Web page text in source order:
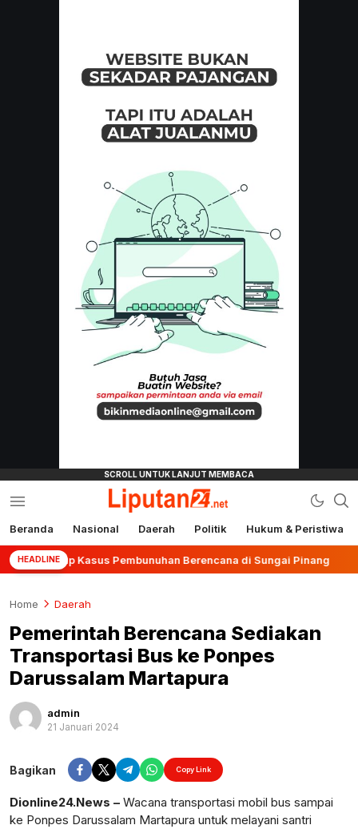
liputan24.net
Beranda Nasional Daerah Politik Hukum & Peristiwa
HEADLINE
Kasus Pembunuhan Berencana di Sungai Pinang
Home Daerah
Pemerintah Berencana Sediakan
Transportasi Bus ke Ponpes
Darussalam Martapura
admin
21 Januari 2024
Bagikan Copy Link
Dionline24.News – Wacana transportasi mobil bus sampai
ke Ponpes Darussalam Martapura untuk melayani santri